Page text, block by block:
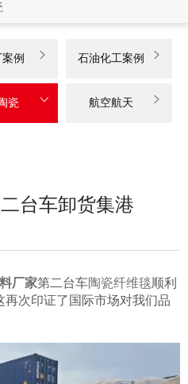
例  石油化工案例 
瓷  航空航天 
台车卸货集港
厂家第二台车陶瓷纤维毯顺利
次印证了国际市场对我们品